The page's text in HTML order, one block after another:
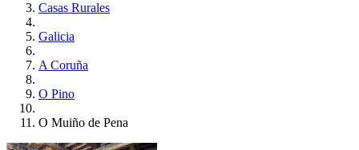
Casas Rurales
Galicia
A Coruña
O Pino
O Muiño de Pena